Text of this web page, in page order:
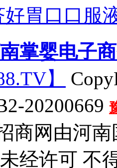
好胃口口服
掌婴电子
】
20200669
商网由河
经许可 不